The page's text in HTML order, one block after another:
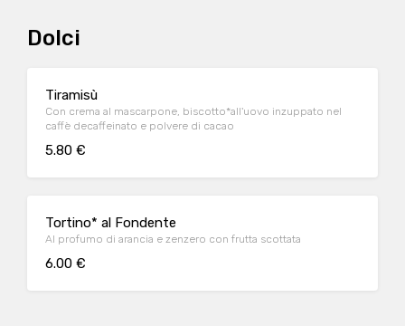
Dolci
Tiramisù
Con crema al mascarpone, biscotto*all'uovo inzuppato nel
caffè decaffeinato e polvere di cacao
5.80 €
Tortino* al Fondente
Al profumo di arancia e zenzero con frutta scottata
6.00 €